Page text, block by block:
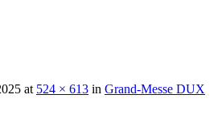
at 524 × 613 in Grand-Messe DUX